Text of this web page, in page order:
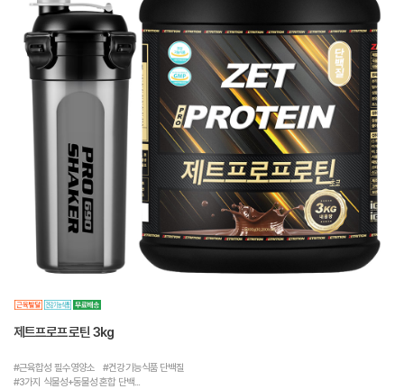
제트프로프로틴 3kg
#근육합성 필수영양소 #건강기능식품 단백질
#3가지 식물성+동물성 혼합 단백...